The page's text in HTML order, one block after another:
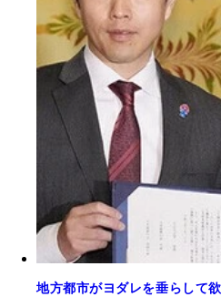
地方都市がヨダレを垂らして